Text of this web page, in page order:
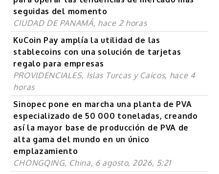
seguidas del momento
CIUDAD DE PANAMÁ, hace 2 horas
KuCoin Pay amplía la utilidad de las
stablecoins con una solución de tarjetas
regalo para empresas
PROVIDENCIALES, Islas Turcas y Caicos, hace 4
horas
Sinopec pone en marcha una planta de PVA
especializado de 50 000 toneladas, creando
así la mayor base de producción de PVA de
alta gama del mundo en un único
emplazamiento
CHONGQING, China, 6 agosto, 2026, 5:21